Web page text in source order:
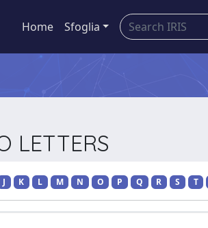
Home Sfoglia
LETTERS
J K L M N O P Q R S T